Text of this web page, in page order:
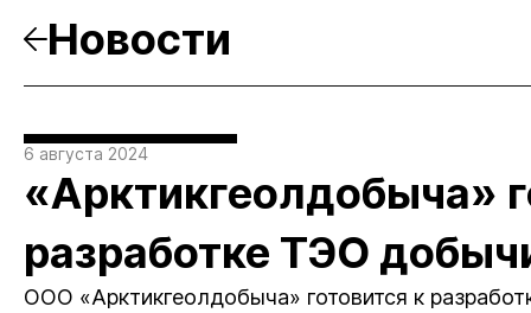
Новости
6 августа 2024
«Арктикгеолдобыча»
разработке ТЭО
ООО «Арктикгеолдобыча» готовится к